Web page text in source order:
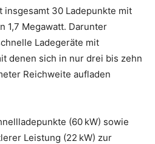
insgesamt 30 Ladepunkte mit
1,7 Megawatt. Darunter
Ladegeräte mit
denen sich in nur drei bis zehn
Reichweite aufladen
(60 kW) sowie
Leistung (22 kW) zur